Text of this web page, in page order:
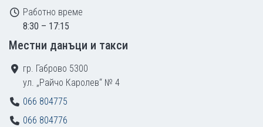
Работно време
8:30 – 17:15
Местни данъци и такси
гр. Габрово 5300
ул. „Райчо Каролев“ № 4
066 804775
066 804776